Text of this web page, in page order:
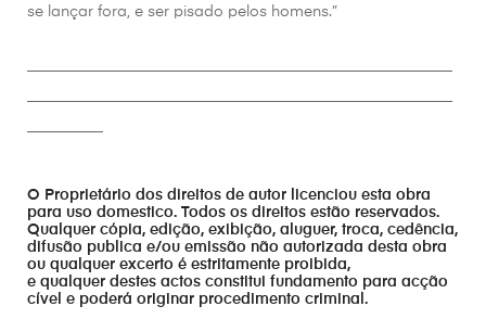
se lançar fora, e ser pisado pelos homens.”
O Proprietário dos direitos de autor licenciou esta obra
para uso domestico. Todos os direitos estão reservados.
Qualquer cópia, edição, exibição, aluguer, troca, cedência,
difusão publica e/ou emissão não autorizada desta obra
ou qualquer excerto é estritamente proibida,
e qualquer destes actos constitui fundamento para acção
cível e poderá originar procedimento criminal.